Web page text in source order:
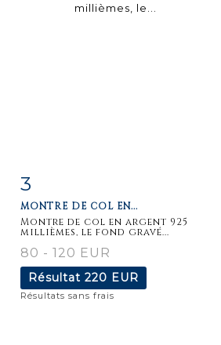
3
MONTRE DE COL EN...
Montre de col en argent 925
millièmes, le fond gravé...
80 - 120 EUR
Résultat 220 EUR
Résultats sans frais